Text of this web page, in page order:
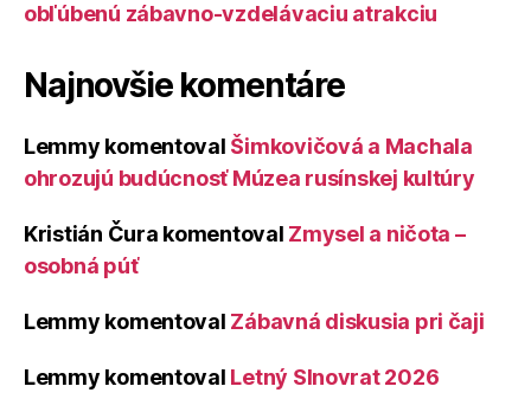
obľúbenú zábavno-vzdelávaciu atrakciu
Najnovšie komentáre
Lemmy komentoval Šimkovičová a Machala
ohrozujú budúcnosť Múzea rusínskej kultúry
Kristián Čura komentoval Zmysel a ničota –
osobná púť
Lemmy komentoval Zábavná diskusia pri čaji
Lemmy komentoval Letný Slnovrat 2026